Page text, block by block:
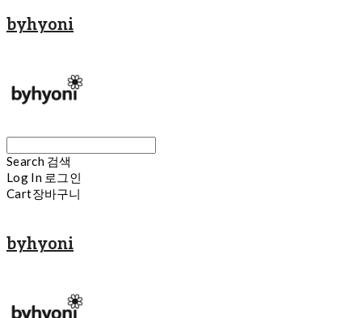
byhyoni
Search 검색
Log In 로그인
Cart장바구니
byhyoni